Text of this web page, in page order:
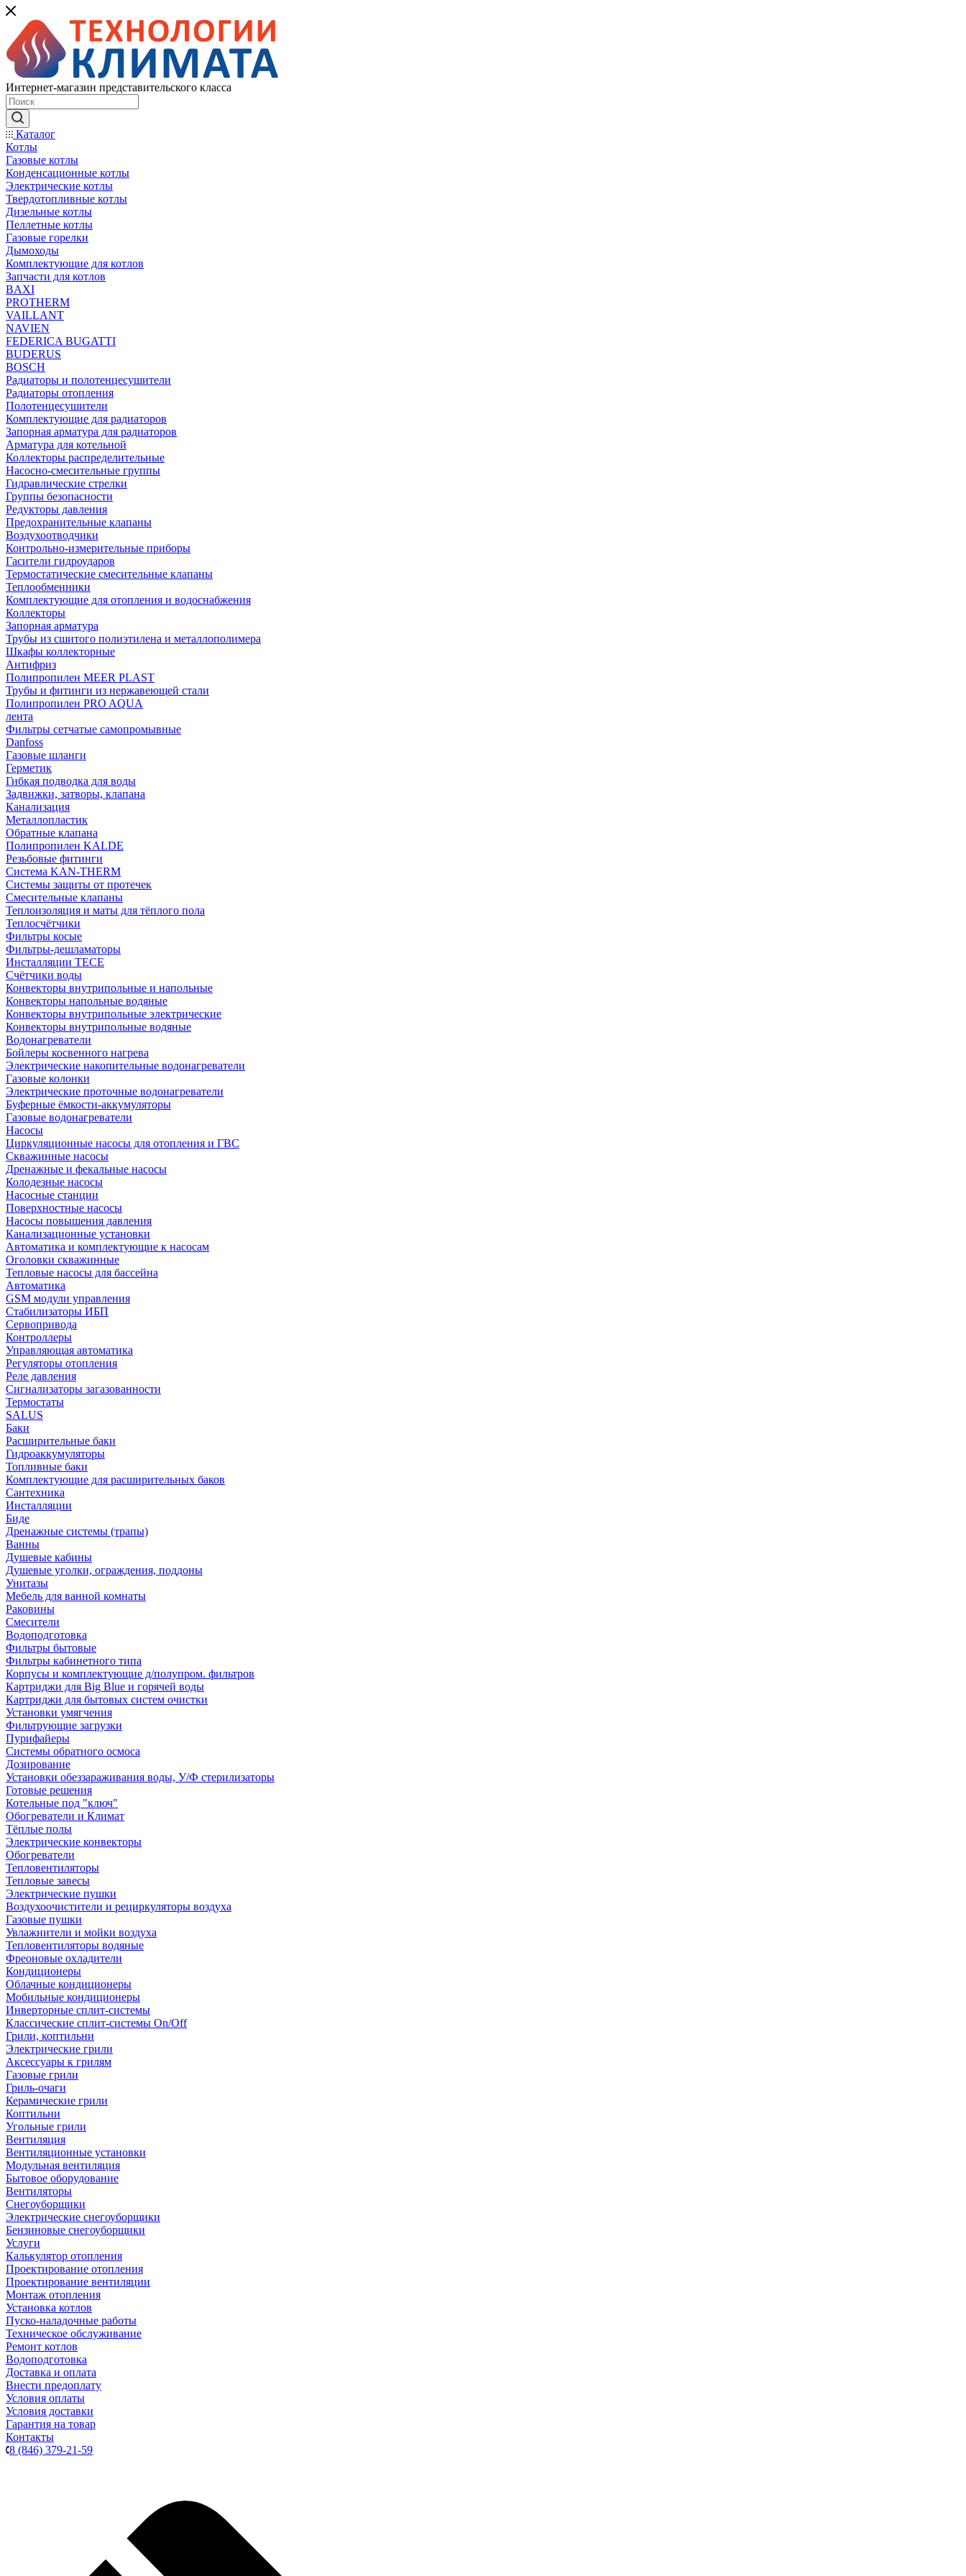
Интернет-магазин представительского класса
Каталог
Котлы
Газовые котлы
Конденсационные котлы
Электрические котлы
Твердотопливные котлы
Дизельные котлы
Пеллетные котлы
Газовые горелки
Дымоходы
Комплектующие для котлов
Запчасти для котлов
BAXI
PROTHERM
VAILLANT
NAVIEN
FEDERICA BUGATTI
BUDERUS
BOSCH
Радиаторы и полотенцесушители
Радиаторы отопления
Полотенцесушители
Комплектующие для радиаторов
Запорная арматура для радиаторов
Арматура для котельной
Коллекторы распределительные
Насосно-смесительные группы
Гидравлические стрелки
Группы безопасности
Редукторы давления
Предохранительные клапаны
Воздухоотводчики
Контрольно-измерительные приборы
Гасители гидроударов
Термостатические смесительные клапаны
Теплообменники
Комплектующие для отопления и водоснабжения
Коллекторы
Запорная арматура
Трубы из сшитого полиэтилена и металлополимера
Шкафы коллекторные
Антифриз
Полипропилен MEER PLAST
Трубы и фитинги из нержавеющей стали
Полипропилен PRO AQUA
лента
Фильтры сетчатые самопромывные
Danfoss
Газовые шланги
Герметик
Гибкая подводка для воды
Задвижки, затворы, клапана
Канализация
Металлопластик
Обратные клапана
Полипропилен KALDE
Резьбовые фитинги
Система KAN-THERM
Системы защиты от протечек
Смесительные клапаны
Теплоизоляция и маты для тёплого пола
Теплосчётчики
Фильтры косые
Фильтры-дешламаторы
Инсталляции TECE
Счётчики воды
Конвекторы внутрипольные и напольные
Конвекторы напольные водяные
Конвекторы внутрипольные электрические
Конвекторы внутрипольные водяные
Водонагреватели
Бойлеры косвенного нагрева
Электрические накопительные водонагреватели
Газовые колонки
Электрические проточные водонагреватели
Буферные ёмкости-аккумуляторы
Газовые водонагреватели
Насосы
Циркуляционные насосы для отопления и ГВС
Скважинные насосы
Дренажные и фекальные насосы
Колодезные насосы
Насосные станции
Поверхностные насосы
Насосы повышения давления
Канализационные установки
Автоматика и комплектующие к насосам
Оголовки скважинные
Тепловые насосы для бассейна
Автоматика
GSM модули управления
Стабилизаторы ИБП
Сервопривода
Контроллеры
Управляющая автоматика
Регуляторы отопления
Реле давления
Сигнализаторы загазованности
Термостаты
SALUS
Баки
Расширительные баки
Гидроаккумуляторы
Топливные баки
Комплектующие для расширительных баков
Сантехника
Инсталляции
Биде
Дренажные системы (трапы)
Ванны
Душевые кабины
Душевые уголки, ограждения, поддоны
Унитазы
Мебель для ванной комнаты
Раковины
Смесители
Водоподготовка
Фильтры бытовые
Фильтры кабинетного типа
Корпусы и комплектующие д/полупром. фильтров
Картриджи для Big Blue и горячей воды
Картриджи для бытовых систем очистки
Установки умягчения
Фильтрующие загрузки
Пурифайеры
Системы обратного осмоса
Дозирование
Установки обеззараживания воды, У/Ф стерилизаторы
Готовые решения
Котельные под "ключ"
Обогреватели и Климат
Тёплые полы
Электрические конвекторы
Обогреватели
Тепловентиляторы
Тепловые завесы
Электрические пушки
Воздухоочистители и рециркуляторы воздуха
Газовые пушки
Увлажнители и мойки воздуха
Тепловентиляторы водяные
Фреоновые охладители
Кондиционеры
Облачные кондиционеры
Мобильные кондиционеры
Инверторные сплит-системы
Классические сплит-системы On/Off
Грили, коптильни
Электрические грили
Аксессуары к грилям
Газовые грили
Гриль-очаги
Керамические грили
Коптильни
Угольные грили
Вентиляция
Вентиляционные установки
Модульная вентиляция
Бытовое оборудование
Вентиляторы
Снегоуборщики
Электрические снегоуборщики
Бензиновые снегоуборщики
Услуги
Калькулятор отопления
Проектирование отопления
Проектирование вентиляции
Монтаж отопления
Установка котлов
Пуско-наладочные работы
Техническое обслуживание
Ремонт котлов
Водоподготовка
Доставка и оплата
Внести предоплату
Условия оплаты
Условия доставки
Гарантия на товар
Контакты
8 (846) 379-21-59